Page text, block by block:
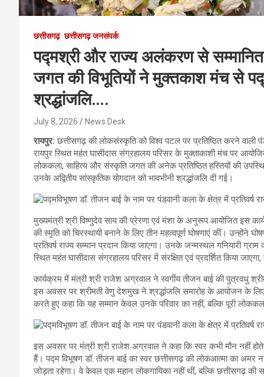
छत्तीसगढ़ छत्तीसगढ़ जनसंपर्क
पद्मश्री और राज्य अलंकरण से सम्मानित
जगत की विभूतियों ने मुक्तकाश मंच से
श्रद्धांजलि….
July 8, 2026 News Desk
रायपुर:छत्तीसगढ़ की लोकसंस्कृति को विश्व पटल पर प्रतिष्ठित करने वाली
रायपुर स्थित महंत घासीदास संग्रहालय परिसर के मुक्ताकाशी मंच पर
लोककला, साहित्य और संस्कृति जगत की अनेक प्रतिष्ठित हस्तियों की
उनके अद्वितीय सांस्कृतिक योगदान को भावभीनी श्रद्धांजलि दी गई।
मुख्यमंत्री श्री विष्णुदेव साय की प्रेरणा एवं मंशा के अनुरूप आयोजित इस
की स्मृति को चिरस्थायी बनाने के लिए तीन महत्वपूर्ण घोषणाएं कीं। उन्होंने
प्रतिवर्ष राज्य सम्मान प्रदान किया जाएगा। उनके जन्मस्थल गनियारी
स्थित महंत घासीदास संग्रहालय परिसर में संरक्षित एवं प्रदर्शित किया
कार्यक्रम में मंत्री श्री राजेश अग्रवाल ने स्वर्गीय तीजन बाई की पुत्रवधु
इस अवसर पर श्रीमती वेणु देशमुख ने श्रद्धांजलि समारोह के आयोजन के
करते हुए कहा कि यह सम्मान केवल उनके परिवार का नहीं, बल्कि पूरी
इस अवसर पर मंत्री श्री राजेश अग्रवाल ने कहा कि स्वर कभी मौन नहीं
हैं। पद्म विभूषण डॉ. तीजन बाई का स्वर छत्तीसगढ़ की लोकआत्मा का अमर
जोड़ता रहेगा। वे केवल एक महान लोकगायिका नहीं थीं, बल्कि छत्तीसगढ़